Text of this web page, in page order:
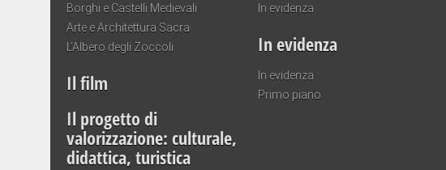
Borghi e Castelli Medievali
Arte e Architettura Sacra
L’Albero degli Zoccoli
Il film
Il progetto di
valorizzazione: culturale,
didattica, turistica
In evidenza
In evidenza
In evidenza
Primo piano